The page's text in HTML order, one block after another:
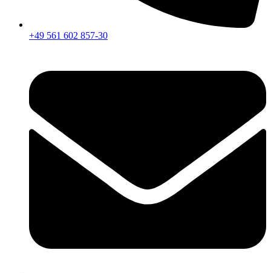
+49 561 602 857-30